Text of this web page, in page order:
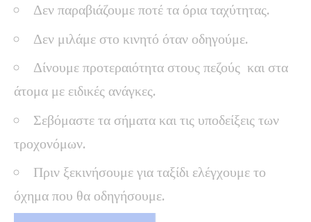
Δεν παραβιάζουμε ποτέ τα όρια ταχύτητας.
Δεν μιλάμε στο κινητό όταν οδηγούμε.
Δίνουμε προτεραιότητα στους πεζούς και στα
άτομα με ειδικές ανάγκες.
Σεβόμαστε τα σήματα και τις υποδείξεις των
τροχονόμων.
Πριν ξεκινήσουμε για ταξίδι ελέγχουμε το
όχημα που θα οδηγήσουμε.